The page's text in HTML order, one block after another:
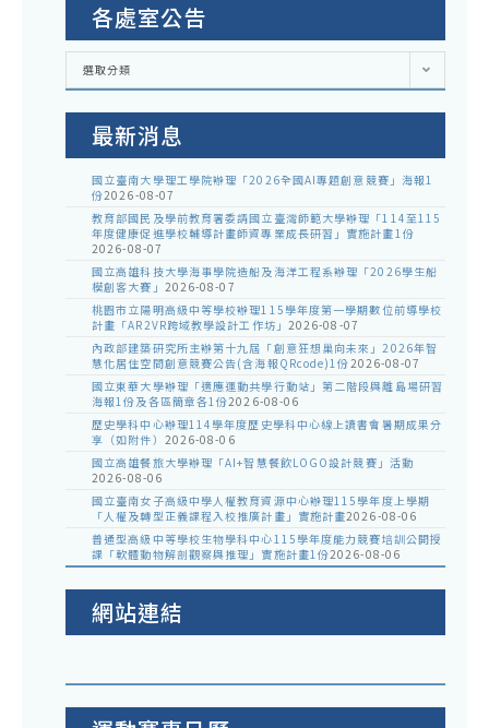
各處室公告
各
室
選取分類
最新消息
國立臺南大學理工學院辦理「2026全國AI專題創意競賽」海報1
份2026-08-07
教育部國民及學前教育署委請國立臺灣師範大學辦理「114至115
年度健康促進學校輔導計畫師資專業成長研習」實施計畫1份
2026-08-07
國立高雄科技大學海事學院造船及海洋工程系辦理「2026學生船
模創客大賽」 2026-08-07
桃園市立陽明高級中等學校辦理115學年度第一學期數位前導學校
計畫「AR2VR跨域教學設計工作坊」 2026-08-07
內政部建築研究所主辦第十九屆「創意狂想巢向未來」2026年智
慧化居住空間創意競賽公告(含海報QRcode)1份2026-08-07
國立東華大學辦理「適應運動共學行動站」第二階段與離島場研習
海報1份及各區簡章各1份2026-08-06
歷史學科中心辦理114學年度歷史學科中心線上讀書會暑期成果分
享（如附件） 2026-08-06
國立高雄餐旅大學辦理「AI+智慧餐飲LOGO設計競賽」活動
2026-08-06
國立臺南女子高級中學人權教育資源中心辦理115學年度上學期
「人權及轉型正義課程入校推廣計畫」實施計畫2026-08-06
普通型高級中等學校生物學科中心115學年度能力競賽培訓公開授
課「軟體動物解剖觀察與推理」實施計畫1份2026-08-06
網站連結